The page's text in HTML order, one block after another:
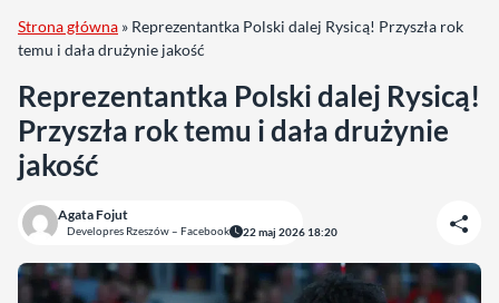
Strona główna » Reprezentantka Polski dalej Rysicą! Przyszła rok
temu i dała drużynie jakość
Reprezentantka Polski dalej Rysicą!
Przyszła rok temu i dała drużynie
jakość
Agata Fojut
Developres Rzeszów – Facebook 22 maj 2026 18:20